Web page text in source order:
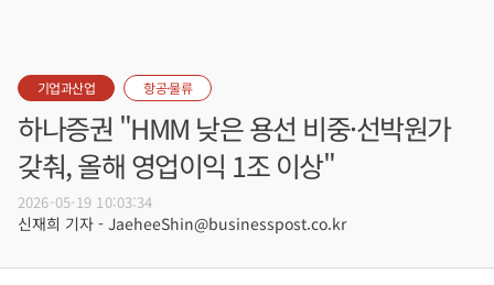
기업과산업 항공·물류
하나증권 "HMM 낮은 용선 비중·선박원가
갖춰, 올해 영업이익 1조 이상"
2026-05-19 10:03:34
신재희 기자 - JaeheeShin@businesspost.co.kr